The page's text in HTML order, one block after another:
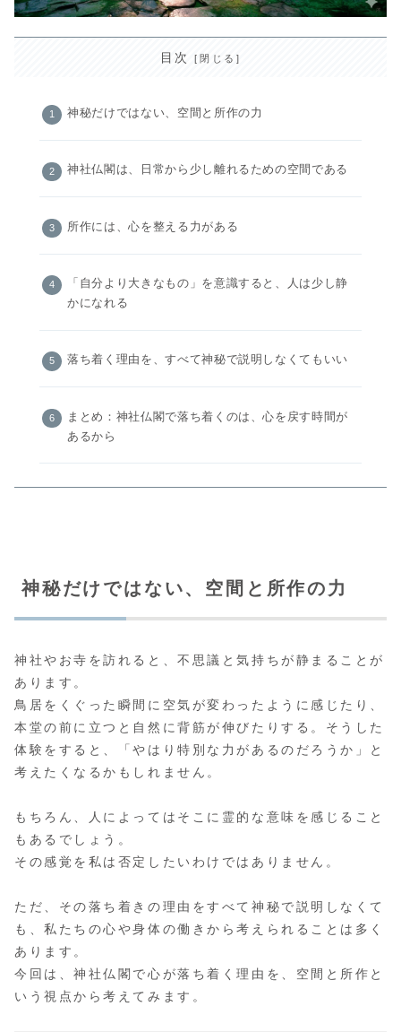
目次
神秘だけではない、空間と所作の力
神社仏閣は、日常から少し離れるための空間である
所作には、心を整える力がある
「自分より大きなもの」を意識すると、人は少し静
かになれる
落ち着く理由を、すべて神秘で説明しなくてもいい
まとめ：神社仏閣で落ち着くのは、心を戻す時間が
あるから
神秘だけではない、空間と所作の力
神社やお寺を訪れると、不思議と気持ちが静まることが
あります。
鳥居をくぐった瞬間に空気が変わったように感じたり、
本堂の前に立つと自然に背筋が伸びたりする。そうした
体験をすると、「やはり特別な力があるのだろうか」と
考えたくなるかもしれません。
もちろん、人によってはそこに霊的な意味を感じること
もあるでしょう。
その感覚を私は否定したいわけではありません。
ただ、その落ち着きの理由をすべて神秘で説明しなくて
も、私たちの心や身体の働きから考えられることは多く
あります。
今回は、神社仏閣で心が落ち着く理由を、空間と所作と
いう視点から考えてみます。